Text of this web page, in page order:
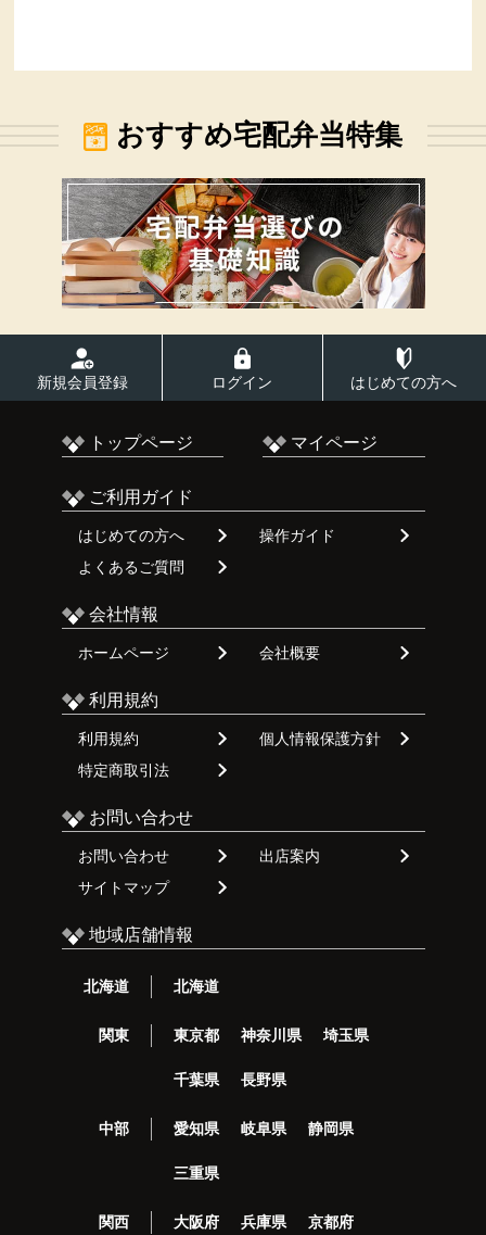
おすすめ宅配弁当特集
新規会員登録 ログイン はじめての方へ
トップページ マイページ
ご利用ガイド
はじめての方へ
操作ガイド
よくあるご質問
会社情報
ホームページ 会社概要
利用規約
利用規約
個人情報保護方針
特定商取引法
お問い合わせ
お問い合わせ
出店案内
サイトマップ
地域店舗情報
北海道 北海道
関東 東京都 神奈川県 埼玉県
千葉県 長野県
中部 愛知県 岐阜県 静岡県
三重県
関西 大阪府 兵庫県 京都府